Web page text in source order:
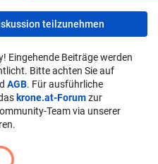
teilzunehmen
Eingehende Beiträge werden
Bitte achten Sie auf
AGB. Für ausführliche
krone.at-Forumzur
Team via unserer